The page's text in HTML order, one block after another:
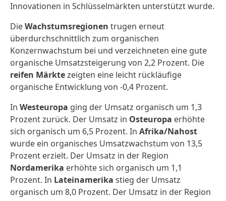
Innovationen in Schlüsselmärkten unterstützt wurde.
DieWachstumsregionen trugen erneut
überdurchschnittlich zum organischen
Konzernwachstum bei und verzeichneten eine gute
organische Umsatzsteigerung von 2,2 Prozent. Die
reifen Märktezeigten eine leicht rückläufige
organische Entwicklung von -0,4 Prozent.
In Westeuropa ging der Umsatz organisch um 1,3
Prozent zurück. Der Umsatz in Osteuropa erhöhte
sich organisch um 6,5 Prozent. In Afrika/Nahost
wurde ein organisches Umsatzwachstum von 13,5
Prozent erzielt. Der Umsatz in der Region
Nordamerika erhöhte sich organisch um 1,1
Prozent. In Lateinamerika stieg der Umsatz
organisch um 8,0 Prozent. Der Umsatz in der Region